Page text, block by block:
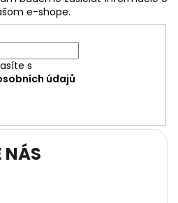
e-shope.
s
údajů
NÁS